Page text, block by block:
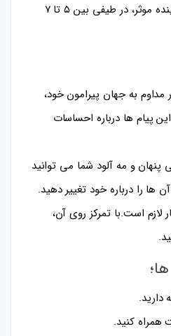
کنیم ، بلندی صدای یک گوینده موثر، در طیفی بین ۵ تا ۷
مداوم به جهان پیرامون خود،
پیام ها درباره احساسات
و مه آلود شما می توانید
ها را درباره خود تغییر دهید.
لازم است.با تمرکز روی آن،
دارید.
همراه کنید.